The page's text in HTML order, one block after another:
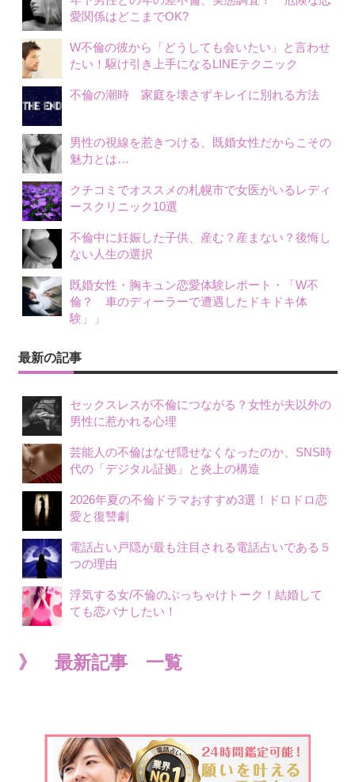
愛関係はどこまでOK?
W不倫の彼から「どうしても会いたい」と言わせ
たい！駆け引き上手になるLINEテクニック
不倫の潮時 家庭を壊さずキレイに別れる方法
男性の視線を惹きつける、既婚女性だからこその
魅力とは…
クチコミでオススメの札幌市で女医がいるレディ
ースクリニック10選
不倫中に妊娠した子供、産む？産まない？後悔し
ない人生の選択
既婚女性・胸キュン恋愛体験レポート・「W不
倫？ 車のディーラーで遭遇したドキドキ体
験」」
最新の記事
セックスレスが不倫につながる？女性が夫以外の
男性に惹かれる心理
芸能人の不倫はなぜ隠せなくなったのか、SNS時
代の「デジタル証拠」と炎上の構造
2026年夏の不倫ドラマおすすめ3選！ドロドロ恋
愛と復讐劇
電話占い戸隠が最も注目される電話占いである５
つの理由
浮気する女/不倫のぶっちゃけトーク！結婚して
ても恋バナしたい！
》 最新記事 一覧